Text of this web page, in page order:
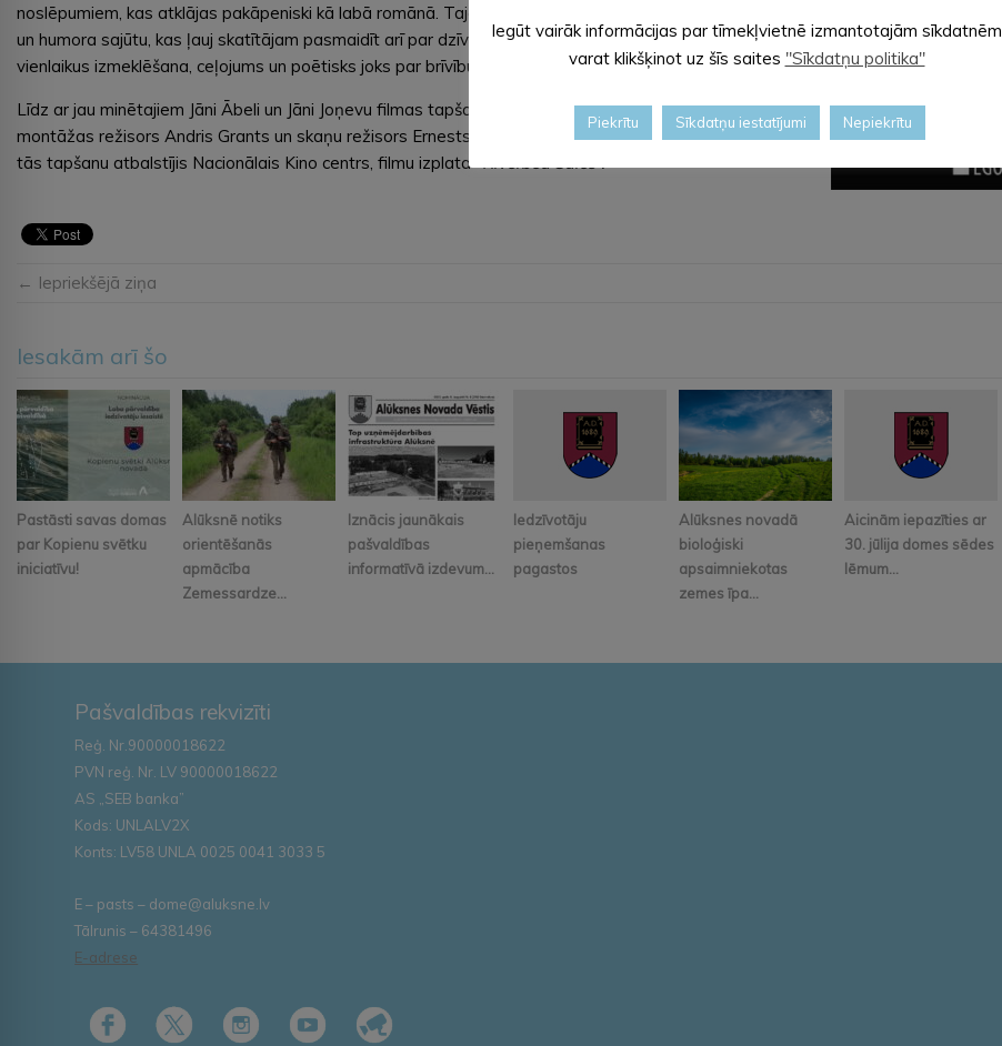
noslēpumiem, kas atklājas pakāpeniski kā labā romānā. Tajā pašā laikā viņš saglabā savu vieglo ironiju
un humora sajūtu, kas ļauj skatītājam pasmaidīt arī par dzīves un nāves nopietnību. “Testaments”ir
vienlaikus izmeklēšana, ceļojums un poētisks joks par brīvību, kas nebeidzas ar pēdējo elpu.”
Līdz ar jau minētajiem Jāni Ābeli un Jāni Joņevu filmas tapšanā piedalījās arī operators Toms Šķēle,
montāžas režisors Andris Grants un skaņu režisors Ernests Ansons. Filma veidota studijā“Ego Media”,
tās tapšanu atbalstījis Nacionālais Kino centrs, filmu izplata“Riverbed Sales”.
← Iepriekšējā ziņa
Iesakām arī šo
Pastāsti savas domas
par Kopienu svētku
iniciatīvu!
Alūksnē notiks
orientēšanās
apmācība
Zemessardze...
Iznācis jaunākais
pašvaldības
informatīvā izdevum...
Iedzīvotāju
pieņemšanas
pagastos
Alūksnes novadā
bioloģiski
apsaimniekotas
zemes īpa...
Aicinām iepazīties ar
30. jūlija domes sēdes
lēmum...
Pašvaldības rekvizīti
Reģ. Nr.90000018622
PVN reģ. Nr. LV 90000018622
AS „SEB banka”
Kods: UNLALV2X
Konts: LV58 UNLA 0025 0041 3033 5
E – pasts – dome@aluksne.lv
Tālrunis – 64381496
E-adrese
Iegūt vairāk informācijas par tīmekļvietnē izmantotajām sīkdatnēm
varat klikšķinot uz šīs saites "Sīkdatņu politika"
Piekrītu Sīkdatņu iestatījumi Nepiekrītu